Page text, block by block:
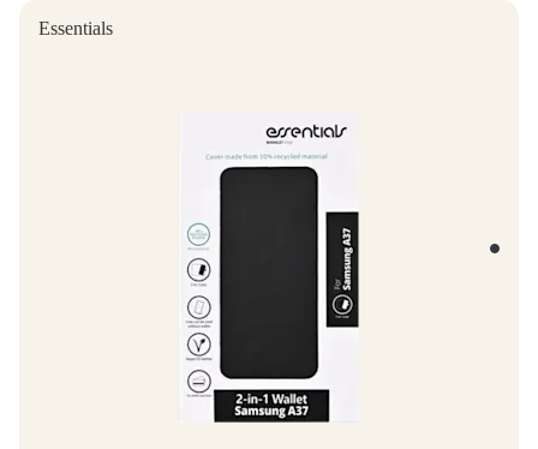
Essentials